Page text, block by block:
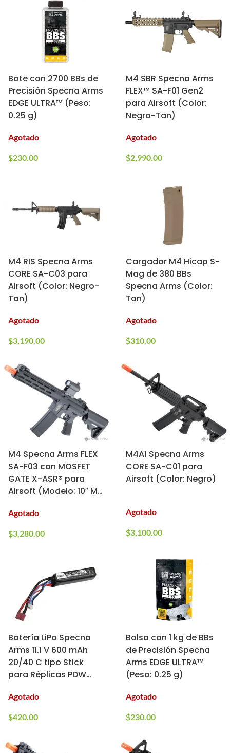
Bote con 2700 BBs de
Precisión Specna Arms
EDGE ULTRA™ (Peso:
0.25 g)
Agotado
$230.00
M4 SBR Specna Arms
FLEX™ SA-F01 Gen2
para Airsoft (Color:
Negro-Tan)
Agotado
$2,990.00
M4 RIS Specna Arms
CORE SA-C03 para
Airsoft (Color: Negro-
Tan)
Agotado
$3,190.00
Cargador M4 Hicap S-
Mag de 380 BBs
Specna Arms (Color:
Tan)
Agotado
$310.00
M4 Specna Arms FLEX
SA-F03 con MOSFET
GATE X-ASR® para
Airsoft (Modelo: 10″ M-
Agotado
$3,280.00
M4A1 Specna Arms
CORE SA-C01 para
Airsoft (Color: Negro)
Agotado
$3,100.00
Batería LiPo Specna
Arms 11.1 V 600 mAh
20/40 C tipo Stick
para Réplicas PDW
Agotado
$420.00
Bolsa con 1 kg de BBs
de Precisión Specna
Arms EDGE ULTRA™
(Peso: 0.25 g)
Agotado
$230.00